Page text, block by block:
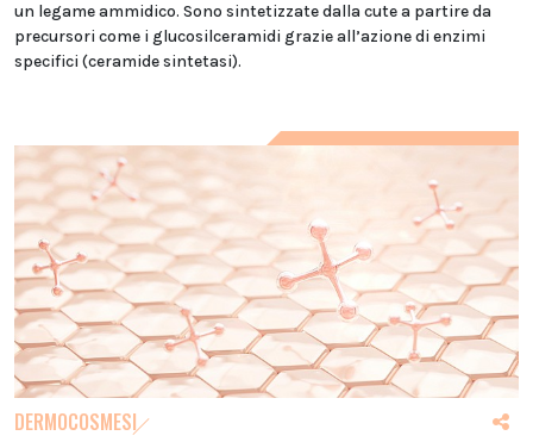
un legame ammidico. Sono sintetizzate dalla cute a partire da
precursori come i glucosilceramidi grazie all’azione di enzimi
specifici (ceramide sintetasi).
DERMOCOSMESI